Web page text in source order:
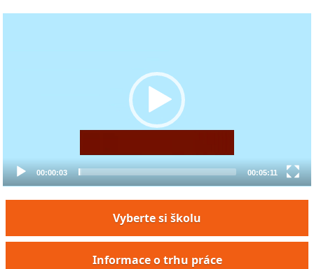
00:00:03 00:05:11
Vyberte si školu
Informace o trhu práce